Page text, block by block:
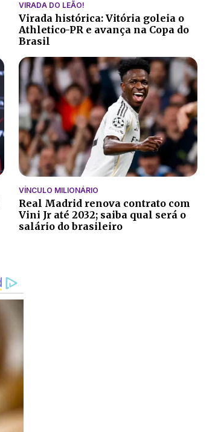
VIRADA DO LEÃO!
Virada histórica: Vitória goleia o
Athletico-PR e avança na Copa do
Brasil
VÍNCULO MILIONÁRIO
Real Madrid renova contrato com
Vini Jr até 2032; saiba qual será o
salário do brasileiro